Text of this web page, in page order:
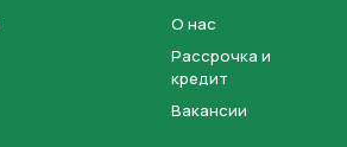
О нас
Рассрочка и
кредит
Вакансии